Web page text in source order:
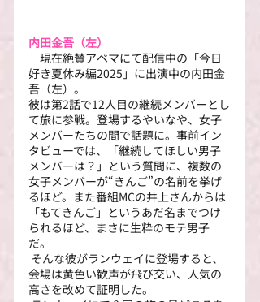
内田金吾（左）
現在絶賛アベマにて配信中の「今日
好き夏休み編2025」に出演中の内田金
吾（左）。
彼は第2話で12人目の継続メンバーとし
て旅に参戦。登場するやいなや、女子
メンバーたちの間で話題に。事前イン
タビューでは、「継続してほしい男子
メンバーは？」という質問に、複数の
女子メンバーが“きんご”の名前を挙げ
るほど。また番組MCの井上さんからは
「もてきんご」というあだ名までつけ
られるほど、まさに生粋のモテ男子
だ。
そんな彼がランウェイに登場すると、
会場は黄色い歓声が飛び交い、人気の
高さを改めて証明した。